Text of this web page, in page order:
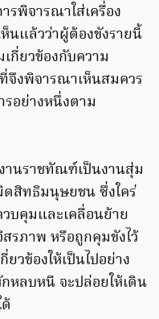
รพิจารณาใส่เครื่อง
นแล้วว่าผู้ต้องขังรายนี้
กี่ยวข้องกับความ
จึงพิจารณาเห็นสมควร
อย่างหนึ่งตาม
นราชทัณฑ์เป็นงานสุ่ม
ดสิทธิมนุษยชน ซึ่งใคร่
บคุมและเคลื่อนย้าย
รภาพ หรือถูกคุมขังไว้
วข้องให้เป็นไปอย่าง
หลบหนี จะปล่อยให้เดิน